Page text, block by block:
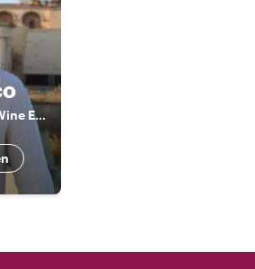
The Local Guide & Wine Expert